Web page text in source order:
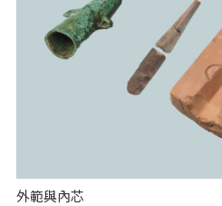
外範與內芯